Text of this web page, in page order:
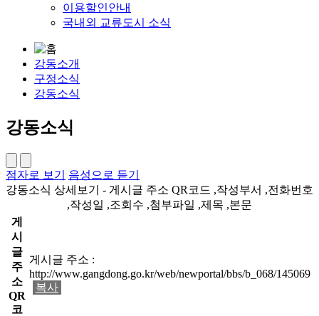
이용할인안내
국내외 교류도시 소식
강동소개
구정소식
강동소식
강동소식
점자로 보기
음성으로 듣기
강동소식 상세보기 - 게시글 주소 QR코드 ,작성부서 ,전화번호
,작성일 ,조회수 ,첨부파일 ,제목 ,본문
게
시
글
주
소
QR
코
게시글 주소 :
http://www.gangdong.go.kr/web/newportal/bbs/b_068/145069
복사